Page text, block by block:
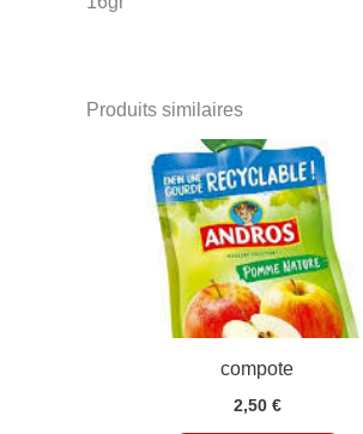
Produits similaires
compote
2,50 €